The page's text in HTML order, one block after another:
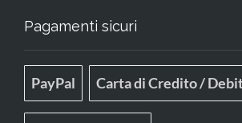
Pagamenti sicuri
PayPal Carta di Credito /